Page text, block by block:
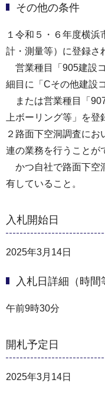
その他の条件
１令和５・６年度横
計・測量等）に登録さ
営業種目「905建設
細目に「Cその他建設
または営業種目「
上ボーリング等」を登
２路面下空洞調査に
連の業務を行うことが
かつ自社で路面下空
有していること。
入札開始日
2025年3月14日
入札日詳細（時間
午前9時30分
開札予定日
2025年3月14日